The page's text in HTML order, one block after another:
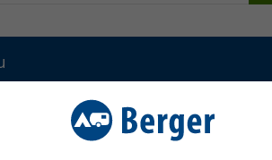
pour portes de cabine (Fiat Ducato 230,
230, Peugeot Boxer,